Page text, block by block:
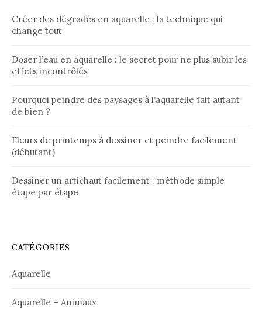
Créer des dégradés en aquarelle : la technique qui
change tout
Doser l’eau en aquarelle : le secret pour ne plus subir les
effets incontrôlés
Pourquoi peindre des paysages à l’aquarelle fait autant
de bien ?
Fleurs de printemps à dessiner et peindre facilement
(débutant)
Dessiner un artichaut facilement : méthode simple
étape par étape
CATÉGORIES
Aquarelle
Aquarelle – Animaux